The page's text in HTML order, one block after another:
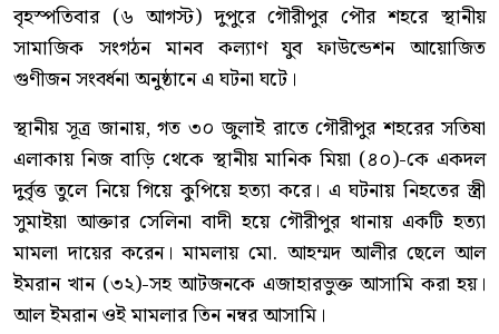
বৃহস্পতিবার (৬ আগস্ট) দুপুরে গৌরীপুর পৌর শহরে স্থানীয়
সামাজিক সংগঠন মানব কল্যাণ যুব ফাউন্ডেশন আয়োজিত
গুণীজন সংবর্ধনা অনুষ্ঠানে এ ঘটনা ঘটে।
স্থানীয় সূত্র জানায়, গত ৩০ জুলাই রাতে গৌরীপুর শহরের সতিষা
এলাকায় নিজ বাড়ি থেকে স্থানীয় মানিক মিয়া (৪০)-কে একদল
দুর্বৃত্ত তুলে নিয়ে গিয়ে কুপিয়ে হত্যা করে। এ ঘটনায় নিহতের স্ত্রী
সুমাইয়া আক্তার সেলিনা বাদী হয়ে গৌরীপুর থানায় একটি হত্যা
মামলা দায়ের করেন। মামলায় মো. আহম্মদ আলীর ছেলে আল
ইমরান খান (৩২)-সহ আটজনকে এজাহারভুক্ত আসামি করা হয়।
আল ইমরান ওই মামলার তিন নম্বর আসামি।